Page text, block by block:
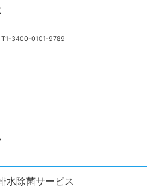
3400-0101-9789
除菌サービス